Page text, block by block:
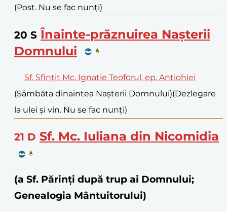
(Post. Nu se fac nunți)
20 S Înainte-prăznuirea Nașterii
Domnului
Sf. Sfințit Mc. Ignatie Teoforul, ep. Antiohiei
(Sâmbăta dinaintea Nașterii Domnului)(Dezlegare
la ulei și vin. Nu se fac nunți)
21 D Sf. Mc. Iuliana din Nicomidia
(a Sf. Părinți după trup ai Domnului;
Genealogia Mântuitorului)